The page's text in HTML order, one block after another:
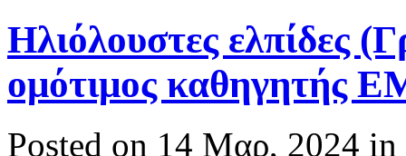
Ηλιόλουστες ελπίδες
ομότιμος καθηγητής
Posted on 14 Μαρ, 2024 in